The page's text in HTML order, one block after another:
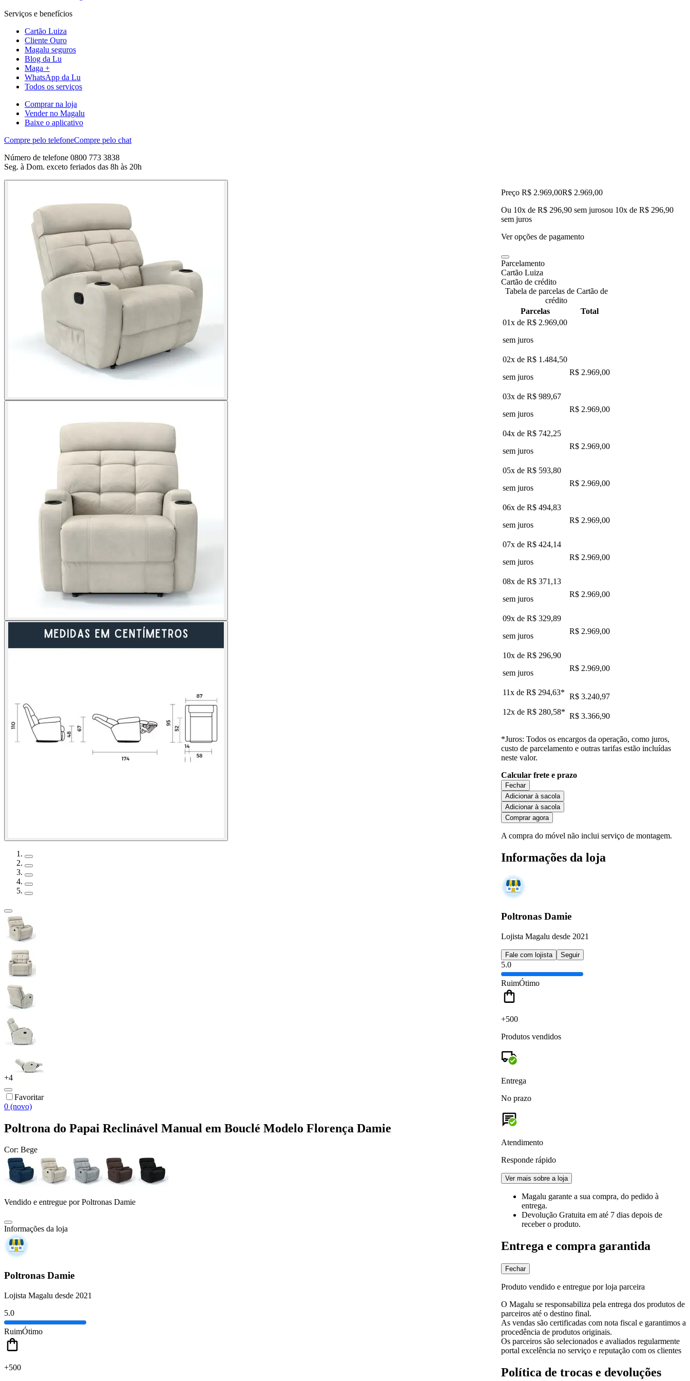
Serviços e benefícios
Cartão Luiza
Cliente Ouro
Magalu seguros
Blog da Lu
Maga +
WhatsApp da Lu
Todos os serviços
Comprar na loja
Vender no Magalu
Baixe o aplicativo
Compre pelo telefoneCompre pelo chat
Número de telefone 0800 773 3838
Seg. à Dom. exceto feriados das 8h às 20h
+4
Favoritar
0 (novo)
Poltrona do Papai Reclinável Manual em Bouclé Modelo Florença Damie
Cor: Bege
Vendido e entregue por Poltronas Damie
Informações da loja
Poltronas Damie
Lojista Magalu desde 2021
5.0
RuimÓtimo
+500
Preço R$ 2.969,00R$ 2.969,00
Ou 10x de R$ 296,90 sem jurosou 10x de R$ 296,90
sem juros
Ver opções de pagamento
Parcelamento
Cartão Luiza
Cartão de crédito
Tabela de parcelas de Cartão de
crédito
Parcelas
Total
01x de R$ 2.969,00
sem juros
02x de R$ 1.484,50
sem juros
R$ 2.969,00
03x de R$ 989,67
sem juros
R$ 2.969,00
04x de R$ 742,25
sem juros
R$ 2.969,00
05x de R$ 593,80
sem juros
R$ 2.969,00
06x de R$ 494,83
sem juros
R$ 2.969,00
07x de R$ 424,14
sem juros
R$ 2.969,00
08x de R$ 371,13
sem juros
R$ 2.969,00
09x de R$ 329,89
sem juros
R$ 2.969,00
10x de R$ 296,90
sem juros
R$ 2.969,00
11x de R$ 294,63* R$ 3.240,97
12x de R$ 280,58* R$ 3.366,90
*Juros: Todos os encargos da operação, como juros,
custo de parcelamento e outras tarifas estão incluídas
neste valor.
Calcular frete e prazo
Fechar
Adicionar à sacola
Adicionar à sacola
Comprar agora
A compra do móvel não inclui serviço de montagem.
Informações da loja
Poltronas Damie
Lojista Magalu desde 2021
Fale com lojista Seguir
5.0
RuimÓtimo
+500
Produtos vendidos
Entrega
No prazo
Atendimento
Responde rápido
Ver mais sobre a loja
Magalu garante a sua compra, do pedido à
entrega.
Devolução Gratuita em até 7 dias depois de
receber o produto.
Entrega e compra garantida
Fechar
Produto vendido e entregue por loja parceira
O Magalu se responsabiliza pela entrega dos produtos de
parceiros até o destino final.
As vendas são certificadas com nota fiscal e garantimos a
procedência de produtos originais.
Os parceiros são selecionados e avaliados regularmente
portal excelência no serviço e reputação com os clientes
Política de trocas e devoluções